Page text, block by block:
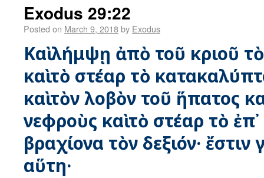
Exodus 29:22
Posted on March 9, 2018by Exodus
Καὶ λήμψῃ ἀπὸ τοῦ κριοῦ
καὶ τὸ στέαρ τὸ
καὶ τὸν λοβὸν τοῦ ἥπατος
νεφροὺς καὶ τὸ στέαρ τὸ
βραχίονα τὸν δεξιόν· ἔστιν
αὕτη·